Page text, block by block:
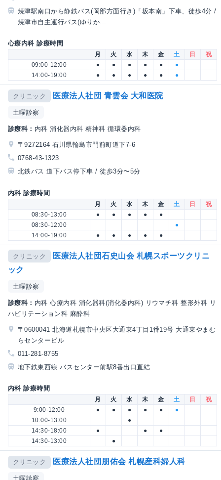
焼津駅南口から静鉄バス(岡部方面行き)「坂本南」下車、徒歩4分 /
焼津市自主運行バス(ゆりか...
心療内科 診療時間
月 火 水 木 金 土 日
祝
09:00-12:00
● ● ● ● ●
●
14:00-19:00
● ● ● ● ● ●
クリニック 医療法人社団 青雲会 大和医院
土曜診察
診療科： 内科 消化器内科 精神科 循環器内科
〒9272164 石川県輪島市門前町道下7-6
0768-43-1323
北鉄バス 道下バス停下車 / 徒歩3分〜5分
内科 診療時間
月 火 水 木 金 土 日
祝
08:30-13:00
● ● ● ●
●
08:30-12:00
●
14:00-19:00
● ● ● ● ●
クリニック
医療法人社団石史山会 札幌スポーツクリニ
ック
土曜診察
診療科： 内科 心療内科 消化器科(消化器内科) リウマチ科 整形外科 リ
ハビリテーション科 麻酔科
〒0600041 北海道札幌市中央区大通東4丁目1番19号 大通東やまむ
らセンタービル
011-281-8755
地下鉄東西線 バスセンター前駅8番出口直結
内科 診療時間
月 火 水 木 金 土 日
祝
9:00-12:00
● ● ● ● ●
●
10:00-13:00
●
14:30-18:00
● ●
●
14:30-13:00
●
クリニック 医療法人社団朋佑会 札幌産科婦人科
土曜診察